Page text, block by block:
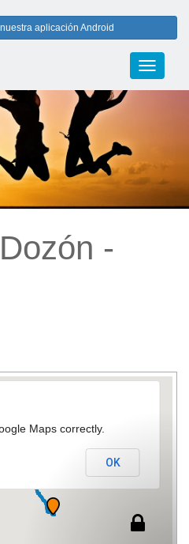
aplicación Android
Toggle
-
Maps correctly.
OK